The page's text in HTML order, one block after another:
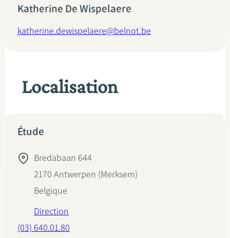
Katherine De Wispelaere
katherine.dewispelaere@belnot.be
Localisation
Étude
Bredabaan 644
2170 Antwerpen (Merksem)
Belgique
Direction
(03) 640.01.80